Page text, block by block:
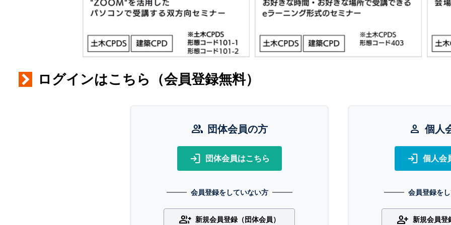
ログインはこちら（会員登録無料）
group 団体会員の方
login 団体会員はこちら
会員登録をしていない方
group_add 新規会員登録（団体会員）
person 個人
login 個人会
会員登録を
person_add 新規会員登